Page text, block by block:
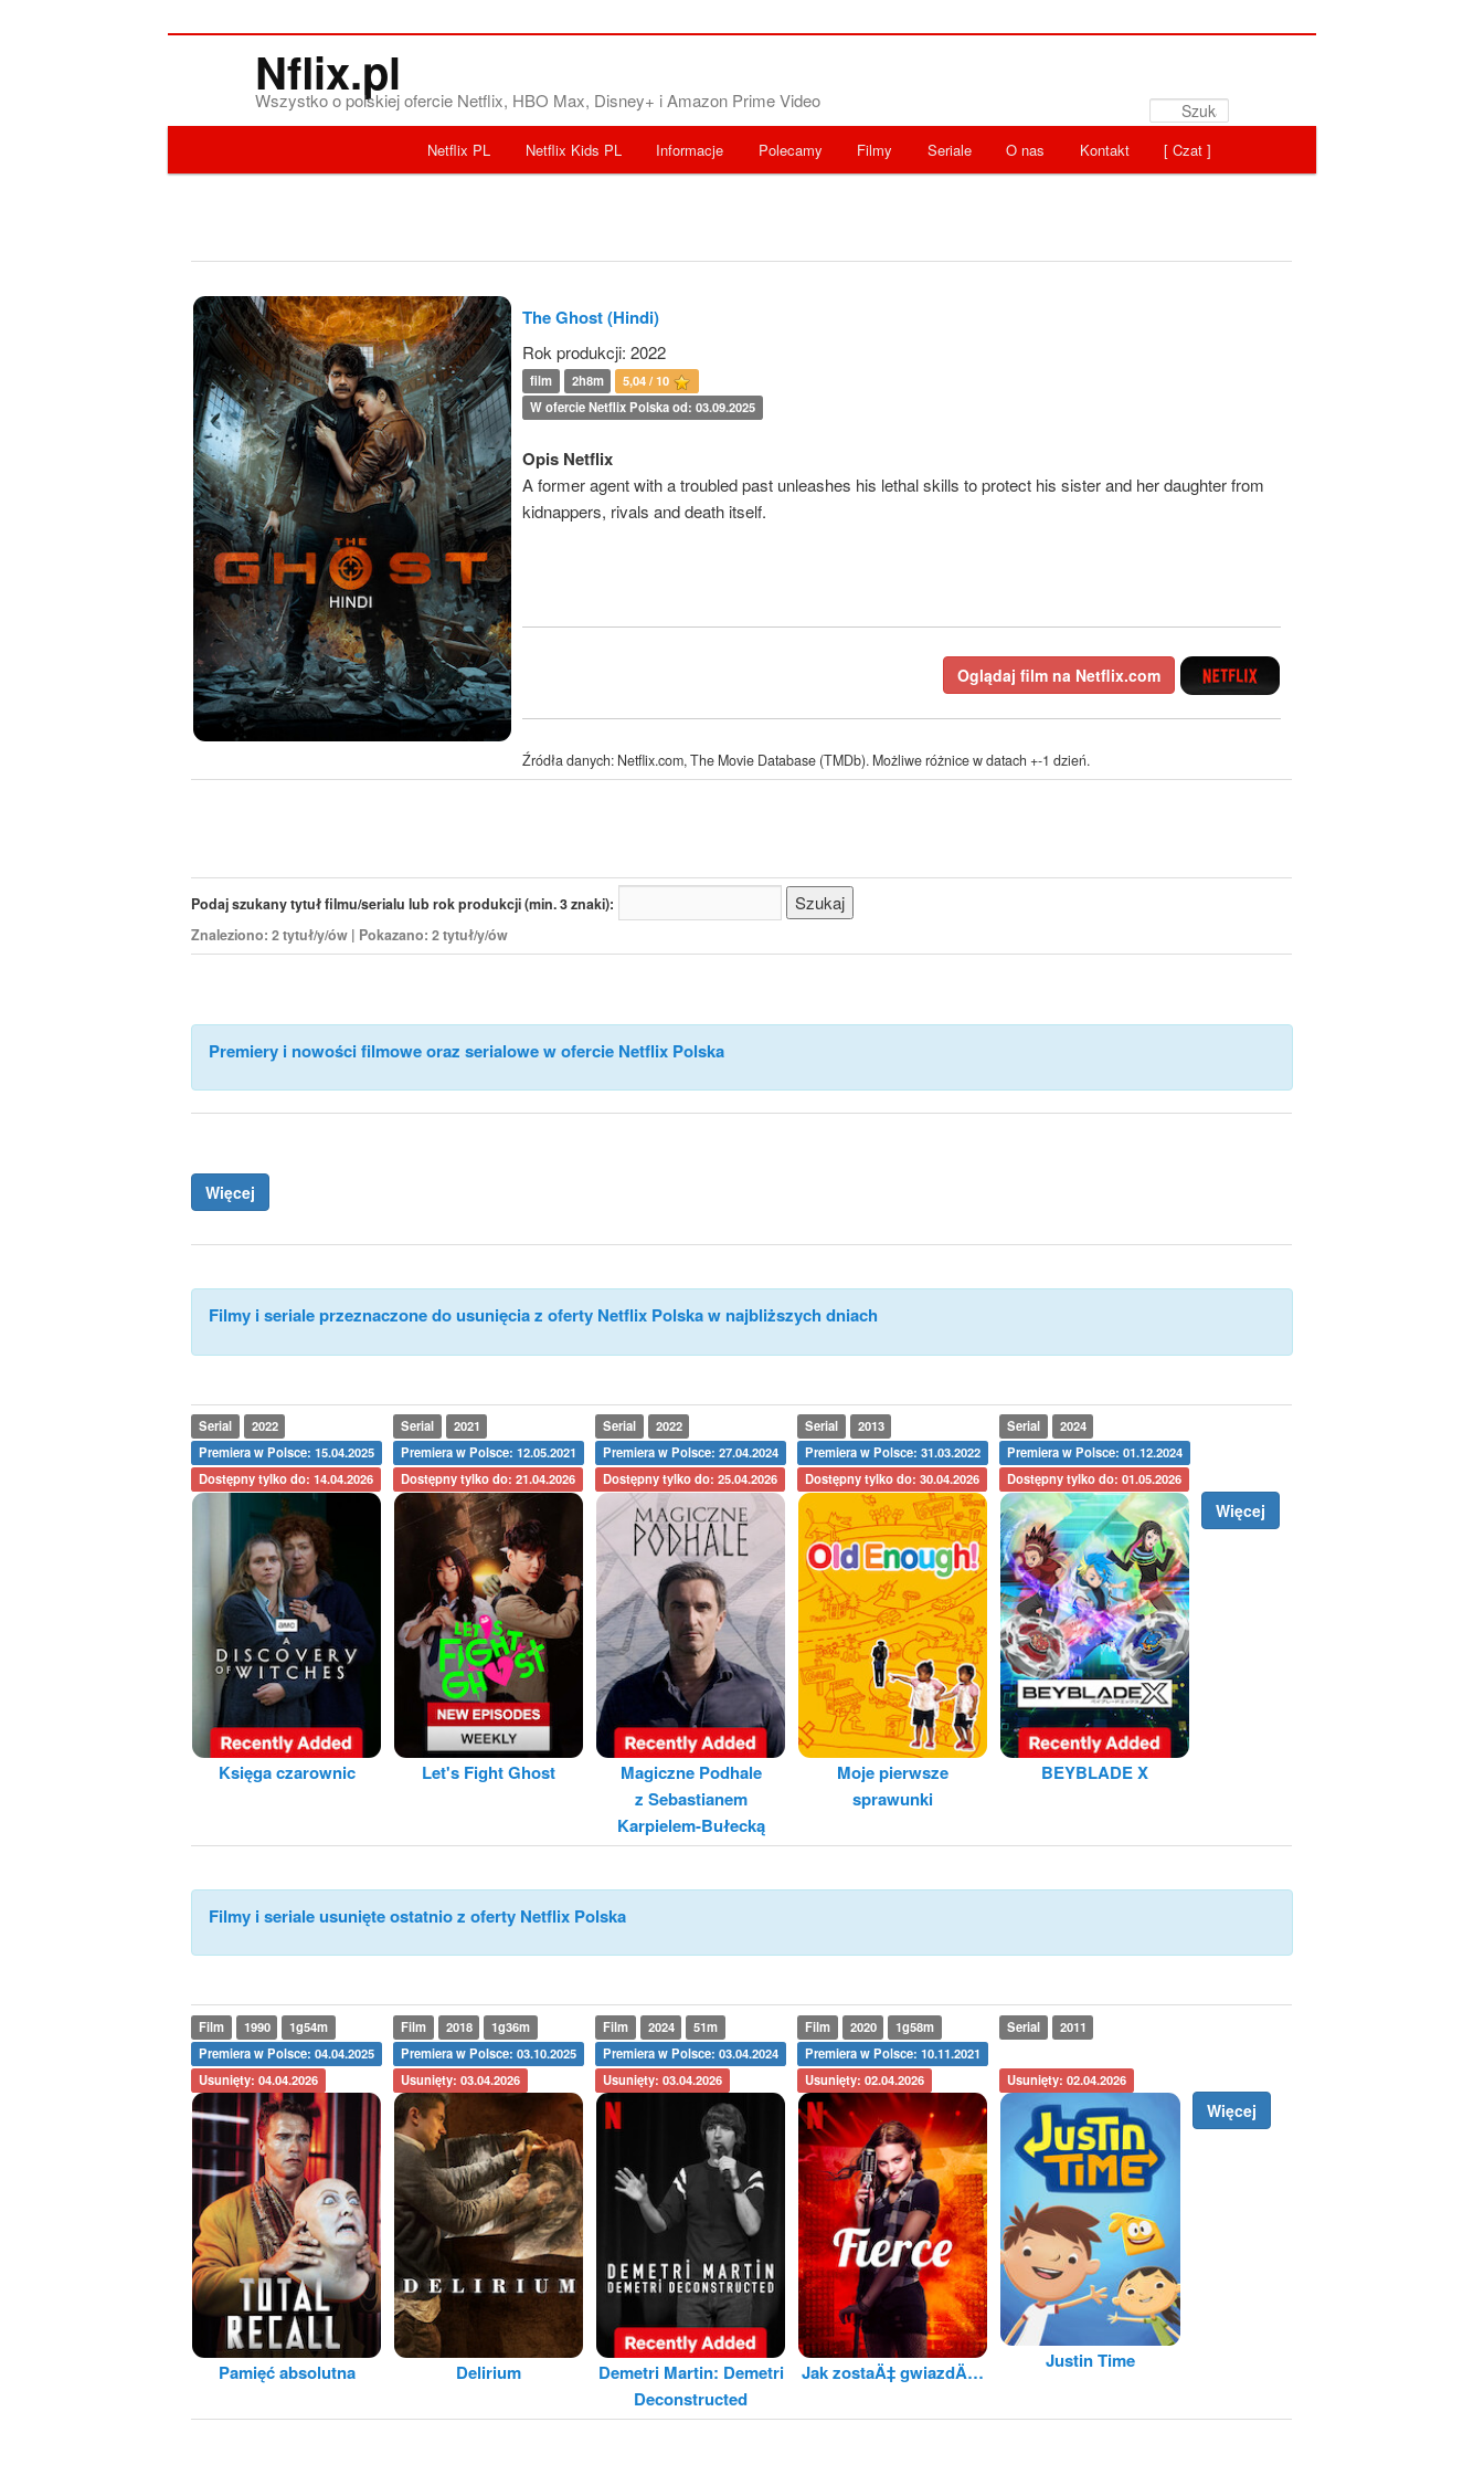
Nflix.pl
Wszystko o polskiej ofercie Netflix, HBO Max, Disney+ i Amazon Prime Video
[ Czat ]
Kontakt
O nas
Seriale
Filmy
Polecamy
Informacje
Netflix Kids PL
Netflix PL
The Ghost (Hindi)
Rok produkcji: 2022
film 2h8m
5,04 / 10
W ofercie Netflix Polska od: 03.09.2025
Opis Netflix
A former agent with a troubled past unleashes his lethal skills to protect his sister and her daughter from
kidnappers, rivals and death itself.
Oglądaj film na Netflix.com
Źródła danych: Netflix.com, The Movie Database (TMDb). Możliwe różnice w datach +-1 dzień.
Podaj szukany tytuł filmu/serialu lub rok produkcji (min. 3 znaki):
Znaleziono: 2 tytuł/y/ów | Pokazano: 2 tytuł/y/ów
Premiery i nowości filmowe oraz serialowe w ofercie Netflix Polska
Więcej
Filmy i seriale przeznaczone do usunięcia z oferty Netflix Polska w najbliższych dniach
Serial
2022
Premiera w Polsce: 15.04.2025
Dostępny tylko do: 14.04.2026
Księga czarownic
Serial
2021
Premiera w Polsce: 12.05.2021
Dostępny tylko do: 21.04.2026
Let's Fight Ghost
Serial
2022
Premiera w Polsce: 27.04.2024
Dostępny tylko do: 25.04.2026
Magiczne Podhale
z Sebastianem
Karpielem-Bułecką
Serial
2013
Premiera w Polsce: 31.03.2022
Dostępny tylko do: 30.04.2026
Moje pierwsze
sprawunki
Serial
2024
Premiera w Polsce: 01.12.2024
Dostępny tylko do: 01.05.2026
BEYBLADE X
Więcej
Filmy i seriale usunięte ostatnio z oferty Netflix Polska
Film 1990
1g54m
Premiera w Polsce: 04.04.2025
Usunięty: 04.04.2026
Pamięć absolutna
Film 2018
1g36m
Premiera w Polsce: 03.10.2025
Usunięty: 03.04.2026
Delirium
Film 2024
51m
Premiera w Polsce: 03.04.2024
Usunięty: 03.04.2026
Demetri Martin: Demetri
Deconstructed
Film 2020
1g58m
Premiera w Polsce: 10.11.2021
Usunięty: 02.04.2026
Jak zostaÄ‡ gwiazdÄ…
Serial 2011
Usunięty: 02.04.2026
Justin Time
Więcej